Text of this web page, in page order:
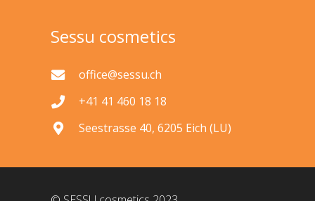
Sessu cosmetics
office@sessu.ch
+41 41 460 18 18
Seestrasse 40, 6205 Eich (LU)